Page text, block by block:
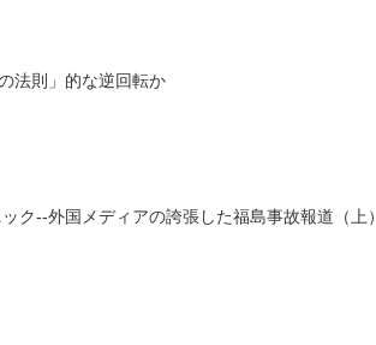
法則」的な逆回転か
ク--外国メディアの誇張した福島事故報道（上）